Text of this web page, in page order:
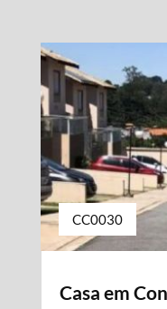
CC0030
Casa em